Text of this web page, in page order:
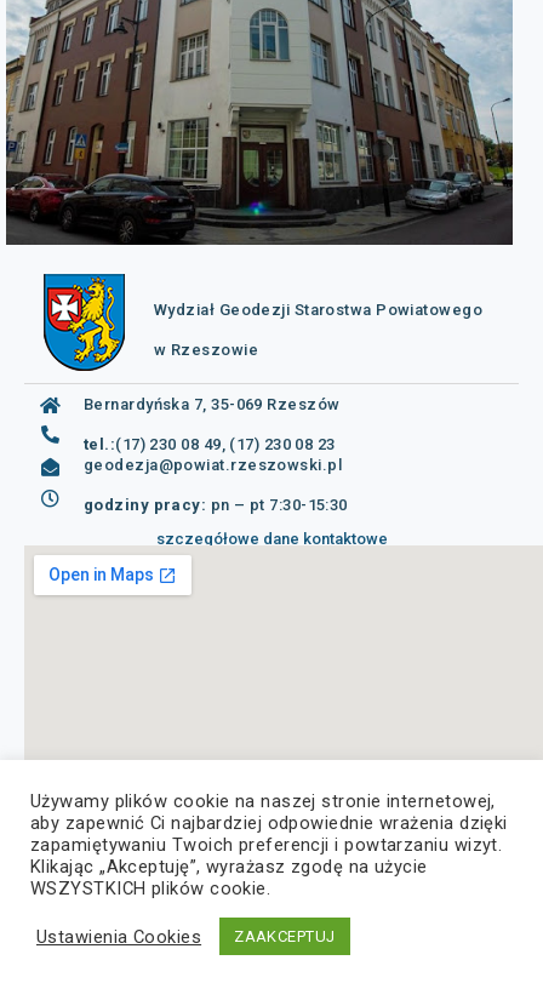
Wydział Geodezji Starostwa Powiatowego
w Rzeszowie
Bernardyńska 7, 35-069 Rzeszów
tel.:(17) 230 08 49, (17) 230 08 23
geodezja@powiat.rzeszowski.pl
godziny pracy: pn – pt 7:30-15:30
szczegółowe dane kontaktowe
© Copyright 2022, Wszelkie prawa zastrzeżone
Używamy plików cookie na naszej stronie internetowej,
aby zapewnić Ci najbardziej odpowiednie wrażenia dzięki
zapamiętywaniu Twoich preferencji i powtarzaniu wizyt.
Klikając „Akceptuję”, wyrażasz zgodę na użycie
WSZYSTKICH plików cookie.
Ustawienia Cookies ZAAKCEPTUJ